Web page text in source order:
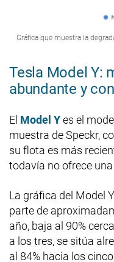
Gráfica que muestra la
Tesla Model Y:
abundante y
El Model Yes el
muestra de Speckr,
su flota es más
todavía no ofrece
La gráfica del Model
parte de
año, baja al 90%
a los tres, se sitúa
al 84% hacia los